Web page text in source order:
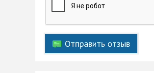
Отправить отзыв